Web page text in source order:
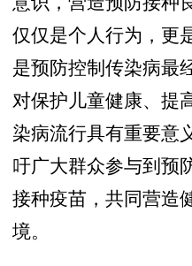
仅仅是个人行为，更
是预防控制传染病最
对保护儿童健康、提
染病流行具有重要意
吁广大群众参与到预
接种疫苗，共同营造
境。